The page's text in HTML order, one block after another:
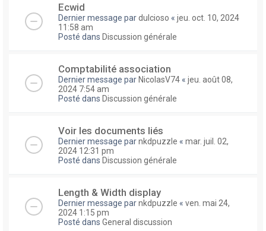
Ecwid
Dernier message pardulcioso « jeu. oct. 10, 2024
11:58 am
Posté dans Discussion générale
Comptabilité association
Dernier message par NicolasV74 « jeu. août 08,
2024 7:54 am
Posté dans Discussion générale
Voir les documents liés
Dernier message parnkdpuzzle « mar. juil. 02,
2024 12:31 pm
Posté dans Discussion générale
Length & Width display
Dernier message parnkdpuzzle « ven. mai 24,
2024 1:15 pm
Posté dans General discussion